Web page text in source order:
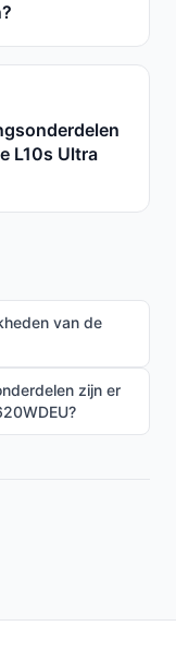
L10s Ultra
van de
zijn er